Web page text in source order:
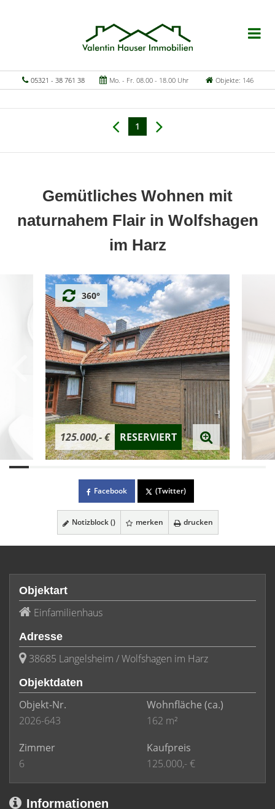
05321 - 38 761 38 Mo. - Fr. 08.00 - 18.00 Uhr Objekte: 146
1
Gemütliches Wohnen mit
naturnahem Flair in Wolfshagen
im Harz
125.000,- € RESERVIERT
360°
Facebook (Twitter)
Notizblock () merken drucken
Objektart
Einfamilienhaus
Adresse
38685 Langelsheim / Wolfshagen im Harz
Objektdaten
Objekt-Nr.
2026-643
Wohnfläche (ca.)
162 m²
Zimmer
6
Kaufpreis
125.000,- €
Informationen